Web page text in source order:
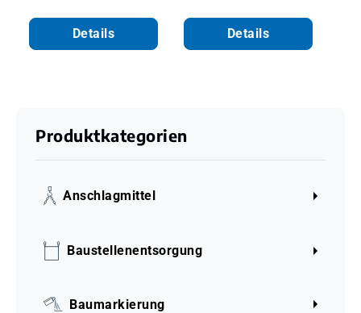
Details Details
Produktkategorien
Anschlagmittel
Baustellenentsorgung
Baumarkierung